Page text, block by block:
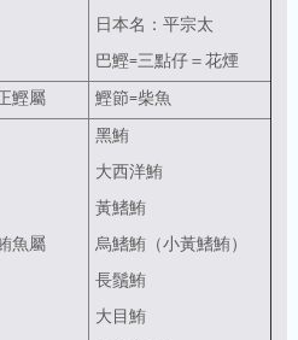
日本名：平宗太
巴鰹=三點仔＝花煙
鰹屬 鰹節=柴魚
魚屬
黑鮪
大西洋鮪
黃鰭鮪
烏鰭鮪（小黃鰭鮪）
長鬚鮪
大目鮪